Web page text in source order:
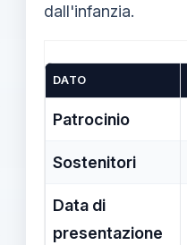
dall'infanzia.
DATO
Patrocinio
Sostenitori
Data di
presentazione